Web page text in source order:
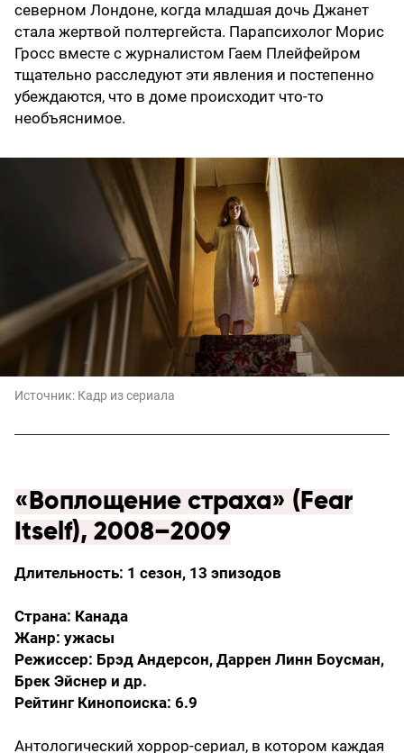
северном Лондоне, когда младшая дочь Джанет
стала жертвой полтергейста. Парапсихолог Морис
Гросс вместе с журналистом Гаем Плейфейром
тщательно расследуют эти явления и постепенно
убеждаются, что в доме происходит что-то
необъяснимое.
Источник: Кадр из сериала
«Воплощение страха» (Fear
Itself), 2008–2009
Длительность: 1 сезон, 13 эпизодов
Страна: Канада
Жанр: ужасы
Режиссер: Брэд Андерсон, Даррен Линн Боусман,
Брек Эйснер и др.
Рейтинг Кинопоиска: 6.9
Антологический хоррор-сериал, в котором каждая